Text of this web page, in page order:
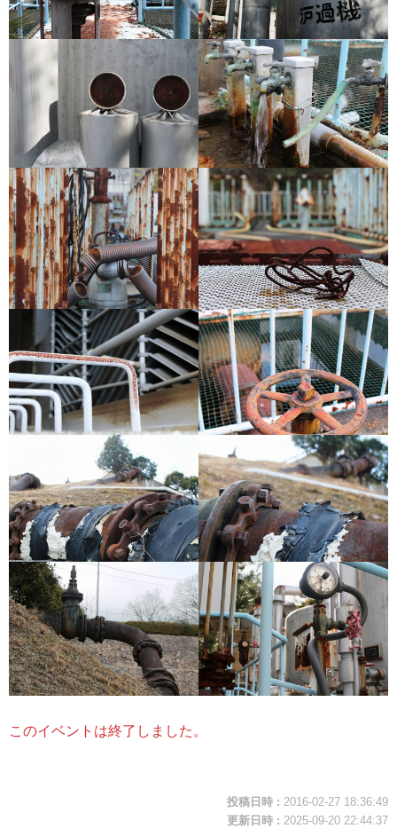
このイベントは終了しました。
投稿日時 : 2016-02-27 18:36:49
更新日時 : 2025-09-20 22:44:37